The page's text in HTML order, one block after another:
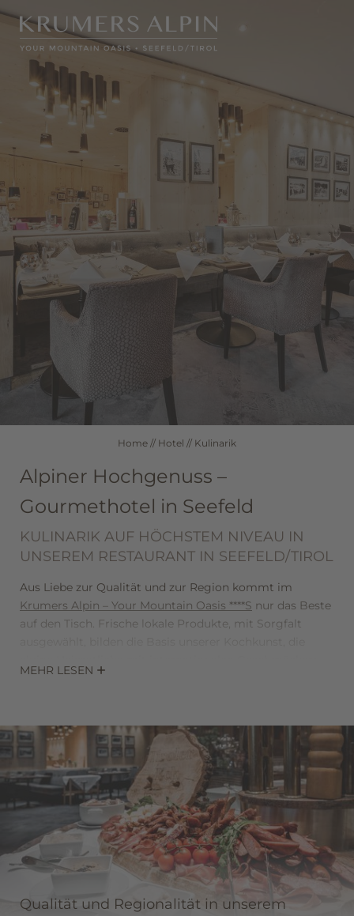
WELLNESS
SEEFELD IN TIROL ZIMMER & PREISE
Hotel
Kulinarik
Seminare
Urlaub mit Hund
Brochüre & Informationen
Bildergalerie
Zimmer & Angebote
Seefeld in Tirol
Gutscheine
EN
Home // Hotel // Kulinarik
Alpiner Hochgenuss –
Gourmethotel in Seefeld
KULINARIK AUF HÖCHSTEM NIVEAU IN
UNSEREM RESTAURANT IN SEEFELD/TIROL
Aus Liebe zur Qualität und zur Region kommt im
Krumers Alpin – Your Mountain Oasis ****S nur das Beste
auf den Tisch. Frische lokale Produkte, mit Sorgfalt
verbindet und mit einem passenden Glas Wein ihre
Die Küchenphilosophie unseres Restaurants in Seefeld/
Österreich steht füralpinen Hochgenuss
, das heißt, die
hohe Kunst des Kochens, absolute Frische der Produkte,
Respekt vor der Natur und hochwertigste Lebensmittel
aus der Region. Neben zeitgemäß interpretierter
österreichischer Küche finden auch internationale
Klassiker und Spezialitäten Platz.Genuss pur in
unserem Gourmethotel in Seefeld!
MEHR LESEN
Qualität und Regionalität in unserem